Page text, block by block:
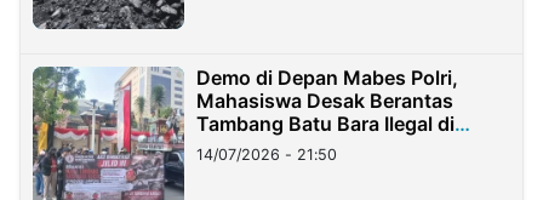
Demo di Depan Mabes Polri,
Mahasiswa Desak Berantas
Tambang Batu Bara Ilegal di
Lampung
14/07/2026 - 21:50